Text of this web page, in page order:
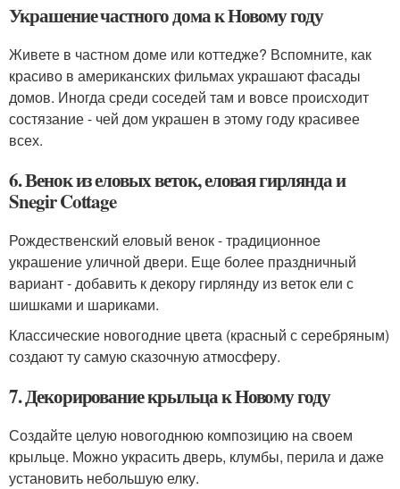
Украшение частного дома к Новому году
Живете в частном доме или коттедже? Вспомните, как
красиво в американских фильмах украшают фасады
домов. Иногда среди соседей там и вовсе происходит
состязание - чей дом украшен в этому году красивее
всех.
6. Венок из еловых веток, еловая гирлянда и
Snegir Cottage
Рождественский еловый венок - традиционное
украшение уличной двери. Еще более праздничный
вариант - добавить к декору гирлянду из веток ели с
шишками и шариками.
Классические новогодние цвета (красный с серебряным)
создают ту самую сказочную атмосферу.
7. Декорирование крыльца к Новому году
Создайте целую новогоднюю композицию на своем
крыльце. Можно украсить дверь, клумбы, перила и даже
установить небольшую елку.